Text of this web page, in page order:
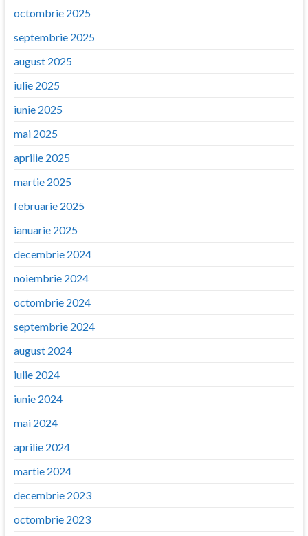
octombrie 2025
septembrie 2025
august 2025
iulie 2025
iunie 2025
mai 2025
aprilie 2025
martie 2025
februarie 2025
ianuarie 2025
decembrie 2024
noiembrie 2024
octombrie 2024
septembrie 2024
august 2024
iulie 2024
iunie 2024
mai 2024
aprilie 2024
martie 2024
decembrie 2023
octombrie 2023